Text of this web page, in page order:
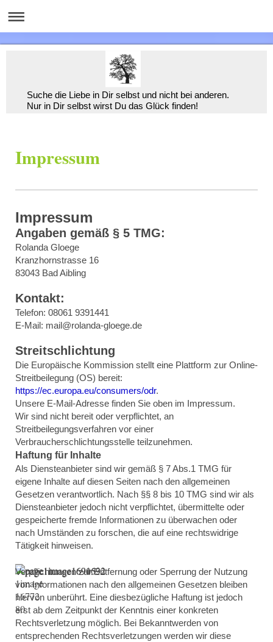
Suche die Liebe in Dir selbst und nicht bei anderen.
Nur in Dir selbst wirst Du das Glück finden!
Impressum
Impressum
Angaben gemäß § 5 TMG:
Rolanda Gloege
Kranzhornstrasse 16
83043 Bad Aibling
Kontakt:
Telefon: 08061 9391441
E-Mail: mail@rolanda-gloege.de
Streitschlichtung
Die Europäische Kommission stellt eine Plattform zur Online-
Streitbeilegung (OS) bereit:
https://ec.europa.eu/consumers/odr.
Unsere E-Mail-Adresse finden Sie oben im Impressum.
Wir sind nicht bereit oder verpflichtet, an
Streitbeilegungsverfahren vor einer
Verbraucherschlichtungsstelle teilzunehmen.
Haftung für Inhalte
Als Diensteanbieter sind wir gemäß § 7 Abs.1 TMG für
eigene Inhalte auf diesen Seiten nach den allgemeinen
Gesetzen verantwortlich. Nach §§ 8 bis 10 TMG sind wir als
Diensteanbieter jedoch nicht verpflichtet, übermittelte oder
gespeicherte fremde Informationen zu überwachen oder
nach Umständen zu forschen, die auf eine rechtswidrige
Tätigkeit hinweisen.
Verpflichtungen zur Entfernung oder Sperrung der Nutzung
von Informationen nach den allgemeinen Gesetzen bleiben
hiervon unberührt. Eine diesbezügliche Haftung ist jedoch
erst ab dem Zeitpunkt der Kenntnis einer konkreten
Rechtsverletzung möglich. Bei Bekanntwerden von
entsprechenden Rechtsverletzungen werden wir diese